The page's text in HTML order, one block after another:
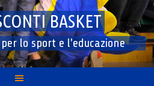
BASKET
lo sport e l'educazione